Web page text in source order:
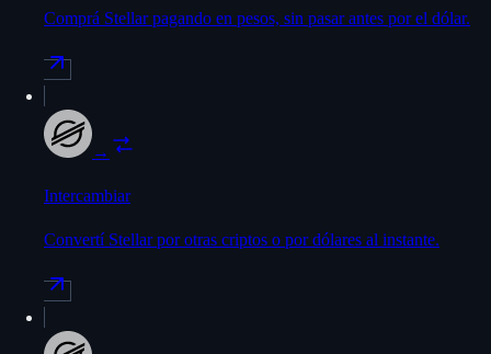
Comprá Stellar pagando en pesos, sin pasar antes por el dólar.
→
Intercambiar
Convertí Stellar por otras criptos o por dólares al instante.